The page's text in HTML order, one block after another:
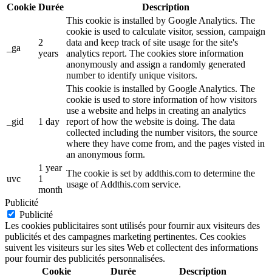
Cookie Durée Description
_ga
2
years
This cookie is installed by Google Analytics. The
cookie is used to calculate visitor, session, campaign
data and keep track of site usage for the site's
analytics report. The cookies store information
anonymously and assign a randomly generated
number to identify unique visitors.
_gid 1 day
This cookie is installed by Google Analytics. The
cookie is used to store information of how visitors
use a website and helps in creating an analytics
report of how the website is doing. The data
collected including the number visitors, the source
where they have come from, and the pages visted in
an anonymous form.
uvc
1 year
1
month
The cookie is set by addthis.com to determine the
usage of Addthis.com service.
Publicité
Publicité
Les cookies publicitaires sont utilisés pour fournir aux visiteurs des
publicités et des campagnes marketing pertinentes. Ces cookies
suivent les visiteurs sur les sites Web et collectent des informations
pour fournir des publicités personnalisées.
Cookie
Durée Description